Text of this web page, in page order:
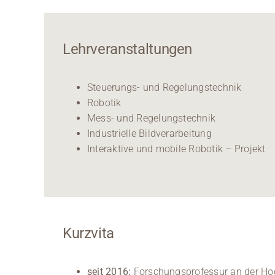
Lehrveranstaltungen
Steuerungs- und Regelungstechnik
Robotik
Mess- und Regelungstechnik
Industrielle Bildverarbeitung
Interaktive und mobile Robotik – Projekt
Kurzvita
seit 2016: Forschungsprofessur an der